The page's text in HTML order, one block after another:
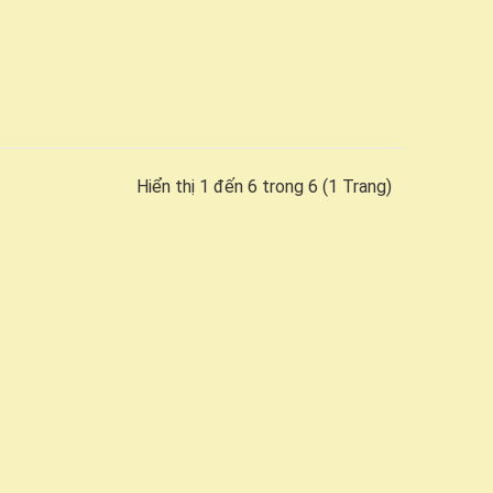
Hiển thị 1 đến 6 trong 6 (1 Trang)